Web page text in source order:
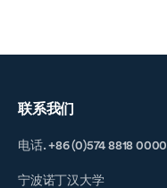
联系我们
电话. +86 (0)574 8818 0000
宁波诺丁汉大学